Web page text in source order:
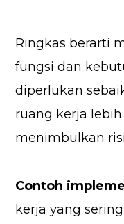
Ringkas berarti
fungsi dan
diperlukan
ruang kerja
menimbulkan
Contoh
kerja yang